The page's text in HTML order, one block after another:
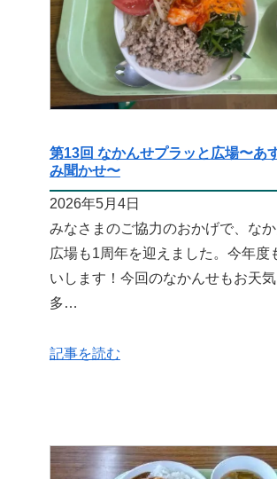
第13回 なかんせプラッと広場〜あ
み聞かせ〜
2026年5月4日
みなさまのご協力のおかげで、な
広場も1周年を迎えました。今年度
いします！今回のなかんせもお天気
多…
記事を読む